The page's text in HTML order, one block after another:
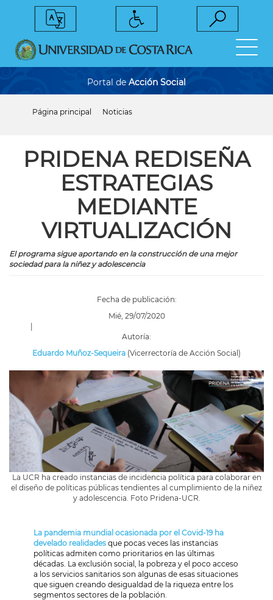
Portal de Acción Social
ayuda
la
navegación
Página principal Noticias
PRIDENA REDISEÑA
ESTRATEGIAS
MEDIANTE
VIRTUALIZACIÓN
El programa sigue aportando en la construcción de una mejor
sociedad para la niñez y adolescencia
Fecha de publicación:
Mié, 29/07/2020
|
Autoría:
Eduardo Muñoz-Sequeira (Vicerrectoría de Acción Social)
La UCR ha creado instancias de incidencia política para colaborar en
el diseño de políticas públicas tendientes al cumplimiento de la niñez
y adolescencia. Foto Pridena-UCR.
La pandemia mundial ocasionada por el Covid-19 ha
develado realidades que pocas veces las instancias
políticas admiten como prioritarios en las últimas
décadas. La exclusión social, la pobreza y el poco acceso
a los servicios sanitarios son algunas de esas situaciones
que siguen creando desigualdad de la riqueza entre los
segmentos sectores de la población.